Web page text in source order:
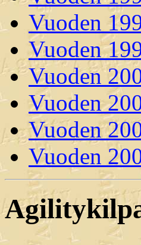
Vuoden
Vuoden
Vuoden
Vuoden
Vuoden
Vuoden